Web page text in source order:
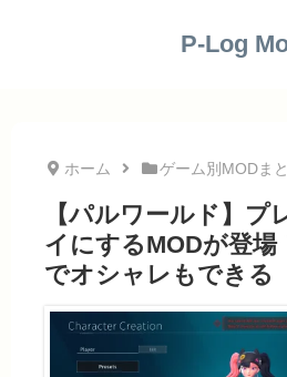
P-Log
ホーム ゲーム別MODま
【パルワールド】プ
イにするMODが登場
でオシャレもできる